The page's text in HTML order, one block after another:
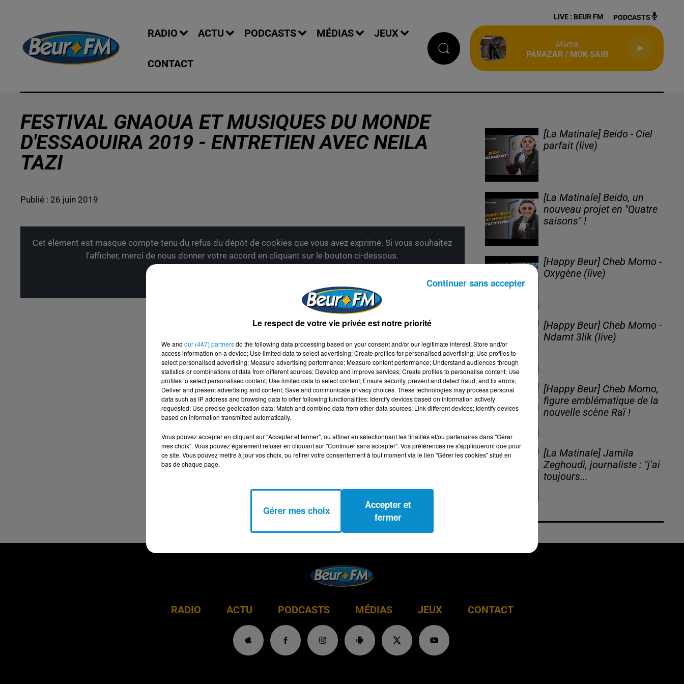
RADIO ACTU PODCASTS MÉDIAS JEUX
CONTACT
LIVE : BEUR FM PODCASTS
Mama
PARAZAR / MOK SAIB
FESTIVAL GNAOUA ET MUSIQUES DU MONDE
D'ESSAOUIRA 2019 - ENTRETIEN AVEC NEILA
TAZI
Publié : 26 juin 2019
Cet élément est masqué compte-tenu du refus du dépôt de cookies que vous avez exprimé. Si vous souhaitez
l'afficher, merci de nous donner votre accord en cliquant sur le bouton ci-dessous.
[La Matinale] Beido - Ciel
parfait (live)
[La Matinale] Beido, un
nouveau projet en "Quatre
saisons" !
[Happy Beur] Cheb Momo -
Oxygène (live)
[Happy Beur] Cheb Momo -
Ndamt 3lik (live)
[Happy Beur] Cheb Momo,
figure emblématique de la
nouvelle scène Raï !
[La Matinale] Jamila
Zeghoudi, journaliste : "j’ai
toujours...
RADIO ACTU PODCASTS MÉDIAS JEUX CONTACT
Le respect de votre vie privée est notre priorité
We and our (447) partnersdo the following data processing based on your consent and/or our legitimate interest: Store and/or
access information on a device; Use limited data to select advertising; Create profiles for personalised advertising; Use profiles to
select personalised advertising; Measure advertising performance; Measure content performance; Understand audiences through
statistics or combinations of data from different sources; Develop and improve services; Create profiles to personalise content; Use
profiles to select personalised content; Use limited data to select content; Ensure security, prevent and detect fraud, and fix errors;
Deliver and present advertising and content; Save and communicate privacy choices. These technologies may process personal
data such as IP address and browsing data to offer following functionalities: Identify devices based on information actively
requested; Use precise geolocation data; Match and combine data from other data sources; Link different devices; Identify devices
based on information transmitted automatically.
Vous pouvez accepter en cliquant sur "Accepter et fermer", ou affiner en sélectionnant les finalités et/ou partenaires dans "Gérer
mes choix". Vous pouvez également refuser en cliquant sur "Continuer sans accepter". Vos préférences ne s'appliqueront que pour
ce site. Vous pouvez mettre à jour vos choix, ou retirer votre consentement à tout moment via le lien "Gérer les cookies" situé en
bas de chaque page.
Gérer mes choix
Accepter et
fermer
Continuer sans accepter